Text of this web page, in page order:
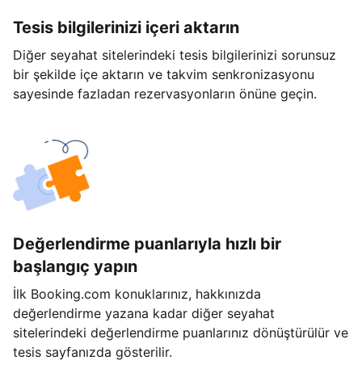
Tesis bilgilerinizi içeri aktarın
Diğer seyahat sitelerindeki tesis bilgilerinizi sorunsuz
bir şekilde içe aktarın ve takvim senkronizasyonu
sayesinde fazladan rezervasyonların önüne geçin.
Değerlendirme puanlarıyla hızlı bir
başlangıç yapın
İlk Booking.com konuklarınız, hakkınızda
değerlendirme yazana kadar diğer seyahat
sitelerindeki değerlendirme puanlarınız dönüştürülür ve
tesis sayfanızda gösterilir.